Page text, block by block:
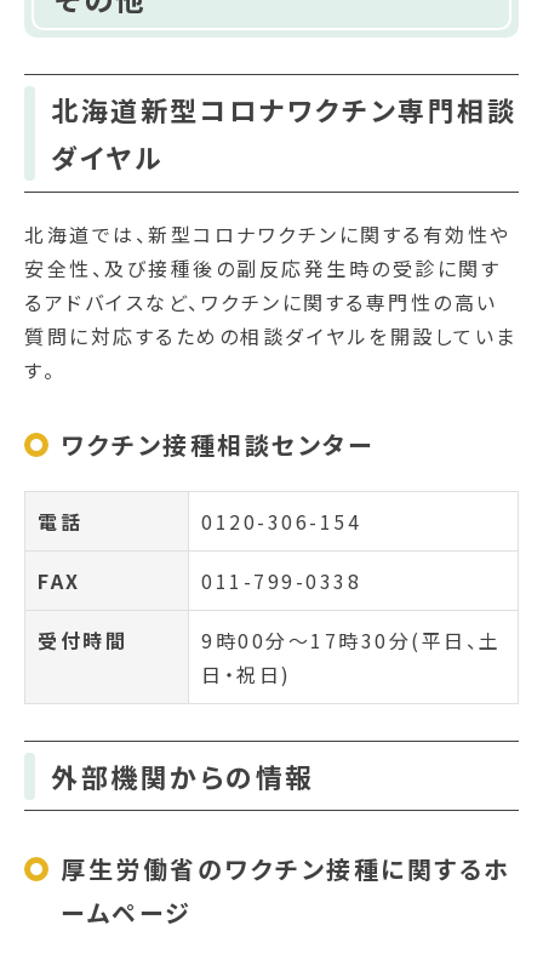
北海道新型コロナワクチン専門相談
ダイヤル
北海道では、新型コロナワクチンに関する有効性や
安全性、及び接種後の副反応発生時の受診に関す
るアドバイスなど、ワクチンに関する専門性の高い
質問に対応するための相談ダイヤルを開設していま
す。
ワクチン接種相談センター
電話 0120-306-154
FAX 011-799-0338
受付時間
9時00分～17時30分(平日、土
日・祝日)
外部機関からの情報
厚生労働省のワクチン接種に関するホ
ームページ